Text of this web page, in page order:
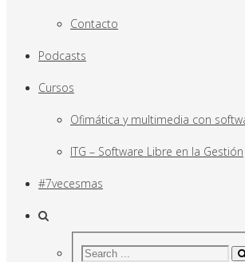
Contacto
Podcasts
Cursos
Ofimática y multimedia con
ITG – Software Libre en la Gestión
#7vecesmas